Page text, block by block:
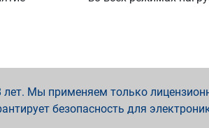
Мы применяем только
безопасность для